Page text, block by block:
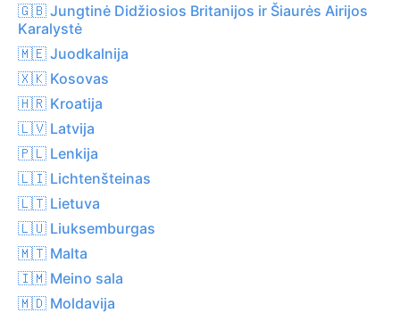
🇬🇧 Jungtinė Didžiosios Britanijos ir Šiaurės Airijos
Karalystė
🇲🇪 Juodkalnija
🇽🇰 Kosovas
🇭🇷 Kroatija
🇱🇻 Latvija
🇵🇱 Lenkija
🇱🇮 Lichtenšteinas
🇱🇹 Lietuva
🇱🇺 Liuksemburgas
🇲🇹 Malta
🇮🇲 Meino sala
🇲🇩 Moldavija